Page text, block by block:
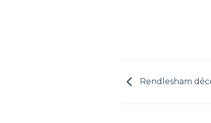
Rendlesham